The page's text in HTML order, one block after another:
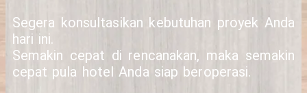
Segera konsultasikan kebutuhan proyek Anda
hari ini.
Semakin cepat di rencanakan, maka semakin
cepat pula hotel Anda siap beroperasi.